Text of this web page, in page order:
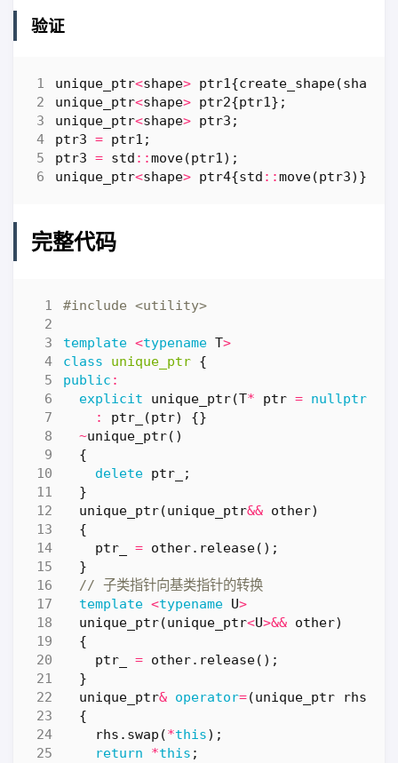
验证
unique_ptr<shape> ptr1{create_shape(
unique_ptr<shape> ptr2{ptr1};
unique_ptr<shape> ptr3 ;
ptr3 = ptr1 ;
ptr3 = std ::move(ptr1);
unique_ptr<shape> ptr4{std ::move(ptr3)};
完整代码
#include <utility>
template <typename T>
class
unique_ptr {
public :
explicit
unique_ptr(T* ptr = nullptr
:
ptr_ (ptr)
{}
~unique_ptr()
{
delete ptr_
;
}
unique_ptr(unique_ptr&& other)
{
ptr_
= other. release();
}
template <typename U>
unique_ptr(unique_ptr<U>&& other)
{
ptr_
= other. release();
}
unique_ptr& operator=(unique_ptr rhs
{
rhs . swap (*this);
return
*this ;